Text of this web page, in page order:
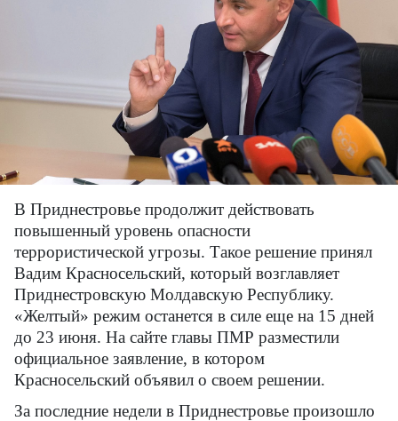
В Приднестровье продолжит действовать
повышенный уровень опасности
террористической угрозы. Такое решение принял
Вадим Красносельский, который возглавляет
Приднестровскую Молдавскую Республику.
«Желтый» режим останется в силе еще на 15 дней
до 23 июня. На сайте главы ПМР разместили
официальное заявление, в котором
Красносельский объявил о своем решении.
За последние недели в Приднестровье произошло